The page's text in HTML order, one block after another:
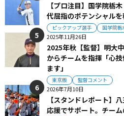
【プロ注目】国学院栃
代屈指のポテンシャル
ピックアップ選手 国学院栃
2025年11月26日
2025年秋【監督】明大
からチームを指揮「心
ます」
東京版 監督コメント
2026年7月10日
【スタンドレポート】
応援でサポート。チー